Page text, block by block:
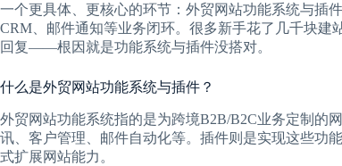
一个更具体、更核心的环节：外贸网站功能系统与插
CRM、邮件通知等业务闭环。很多新手花了几千块
回复——根因就是功能系统与插件没搭对。
什么是外贸网站功能系统与插件？
外贸网站功能系统指的是为跨境B2B/B2C业务定制的
讯、客户管理、邮件自动化等。插件则是实现这些功
式扩展网站能力。